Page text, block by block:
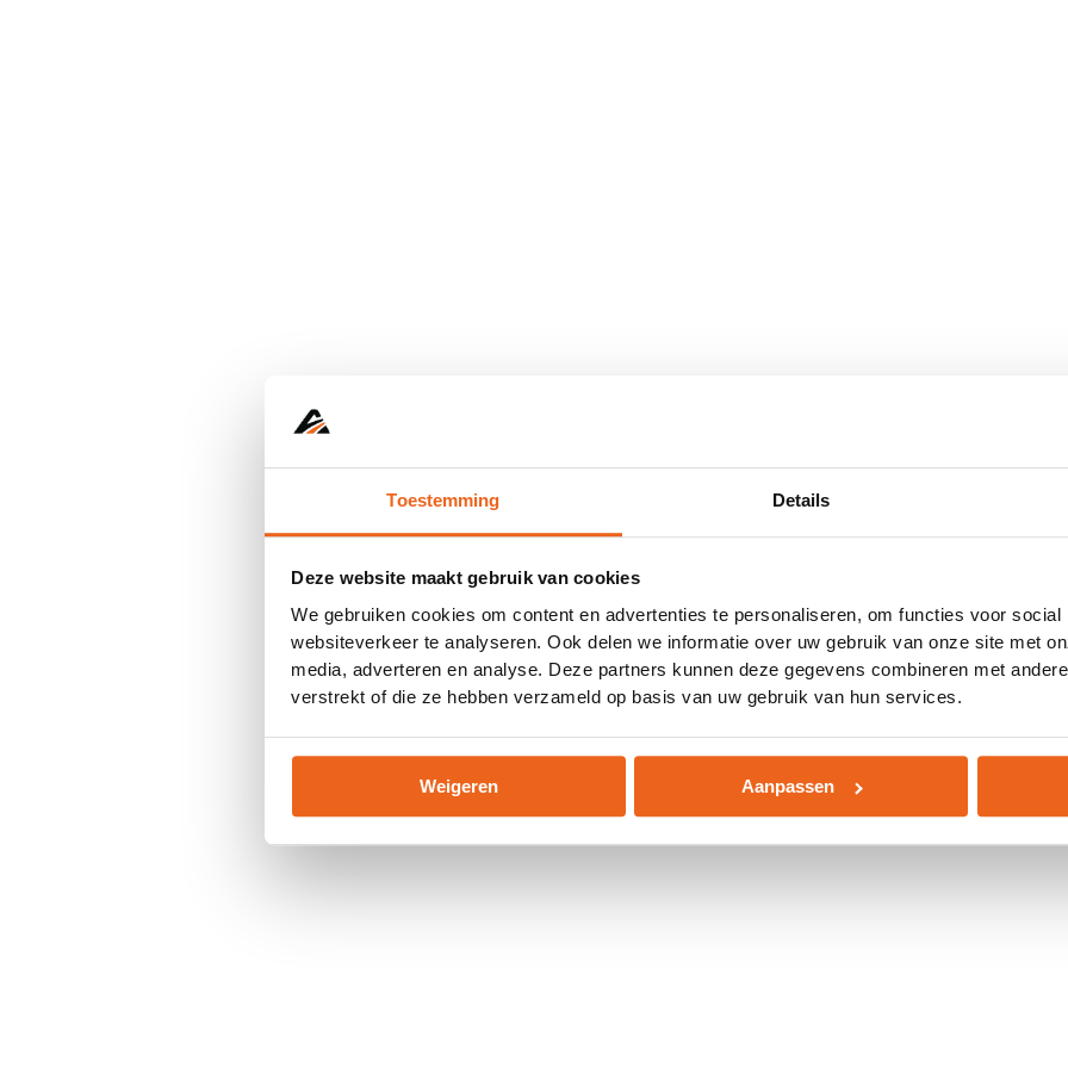
Toestemming Details
Deze website maakt gebruik van cookies
We gebruiken cookies om content en advertenties te personaliseren, om functies voor
websiteverkeer te analyseren. Ook delen we informatie over uw gebruik van onze site met
media, adverteren en analyse. Deze partners kunnen deze gegevens combineren met
verstrekt of die ze hebben verzameld op basis van uw gebruik van hun services.
Weigeren Aanpassen
Application error: aclient-side exception has occurred while loadingwww.abd.nl(see the